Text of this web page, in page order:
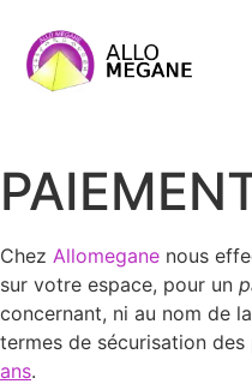
Chez Allomegane nous
sur votre espace, pour un
concernant, ni au nom de
termes de sécurisation
ans.